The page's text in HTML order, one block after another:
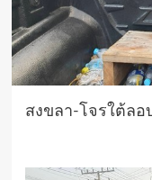
สงขลา-โจรใต้ลอ